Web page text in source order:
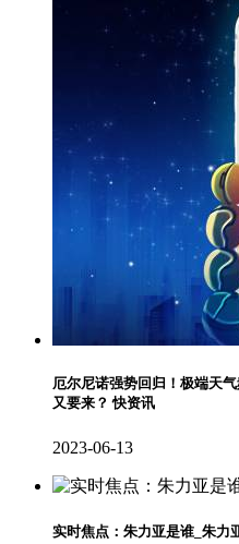
厄尔尼诺强势回归！极端天
又要来？ 快资讯
2023-06-13
实时焦点：朱力亚是谁_朱力